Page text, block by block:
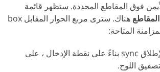
فوق المقاطع المحددة. ستظهر قائمة
هناك. سترى مربع الحوار المقابل box
المتاحة:
: لإطلاق sync بناءً على نقطة الإدخال ، على
اللوح.